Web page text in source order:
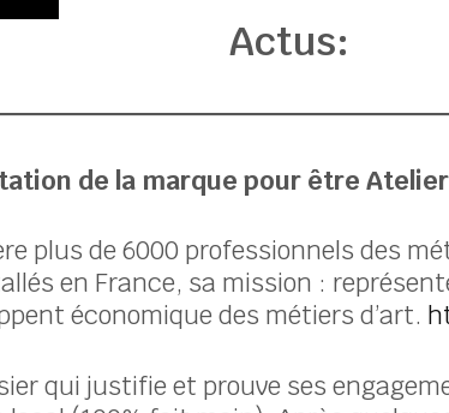
Actus:
de la marque pour être
plus de 6000 professionnels des
en France, sa mission :
économique des métiers d’art.
qui justifie et prouve ses